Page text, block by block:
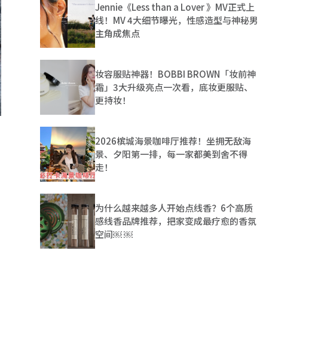
Jennie《Less than a Lover 》MV正式上
线！MV 4大细节曝光，性感造型与神秘男
主角成焦点
妆容服贴神器！BOBBI BROWN「妆前神
霜」3大升级亮点一次看，底妆更服贴、
更持妆！
2026槟城海景咖啡厅推荐！坐拥无敌海
景、夕阳第一排，每一家都美到舍不得
走！
为什么越来越多人开始点线香？6个高质
感线香品牌推荐，把家变成最疗愈的香氛
空间￼ ￼